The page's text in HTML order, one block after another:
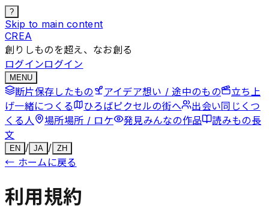
?
Skip to main content
CREA
創りしものを超え、なお創る
ログインログイン
MENU
断片保存したもの アイデア想い / 途中のもの
立ち上
げ一緒につくる ひろばピクセルの街へ 出会い同じくつ
くる人
場所場所 / ロケ 発見みんなの作品 読みもの長
文
EN / JA / ZH
← ホームに戻る
利用規約